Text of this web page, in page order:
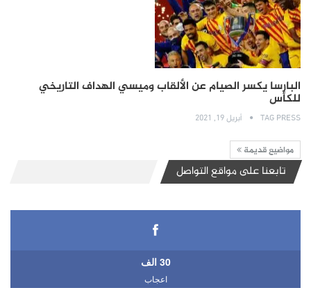
البارسا يكسر الصيام عن الألقاب وميسي الهداف التاريخي
للكأس
TAG PRESS أبريل 19, 2021
مواضيع قديمة
تابعنا على مواقع التواصل
30 الف
اعجاب